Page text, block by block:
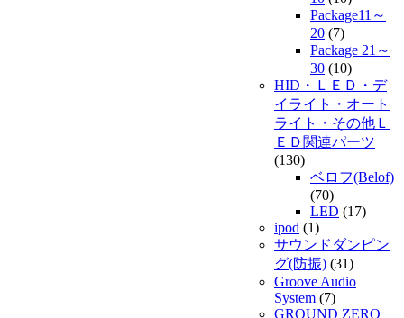
Package11～
20 (7)
Package 21～
30 (10)
HID・ＬＥＤ・デ
イライト・オート
ライト・その他Ｌ
ＥＤ関連パーツ
(130)
ベロフ(Belof)
(70)
LED (17)
ipod (1)
サウンドダンピン
グ(防振) (31)
Groove Audio
System (7)
GROUND ZERO